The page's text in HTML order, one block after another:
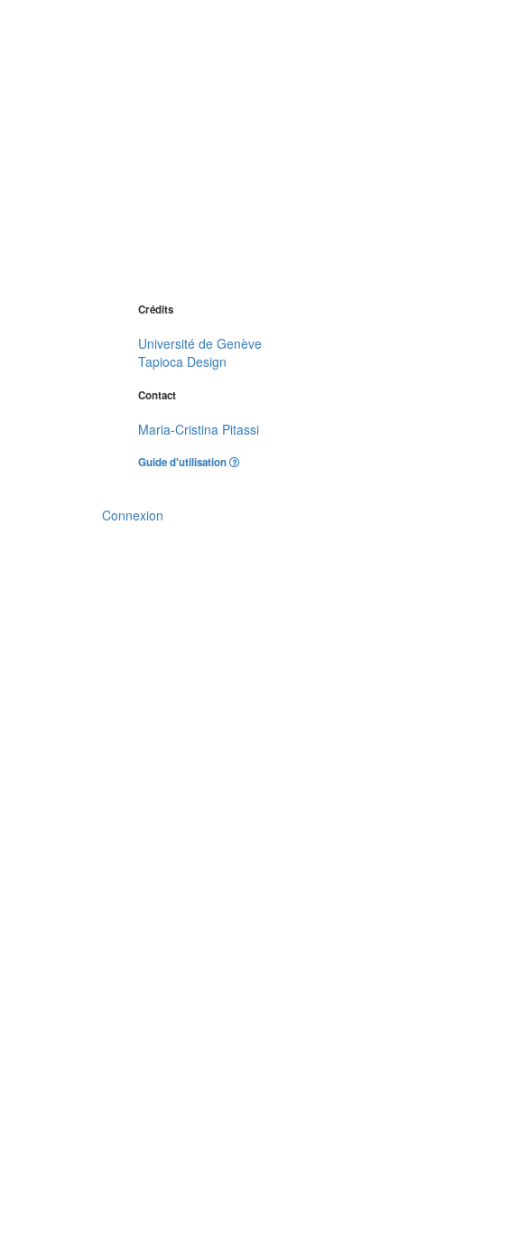
Crédits
Université de Genève
Tapioca Design
Contact
Maria-Cristina Pitassi
Guide d'utilisation
Connexion